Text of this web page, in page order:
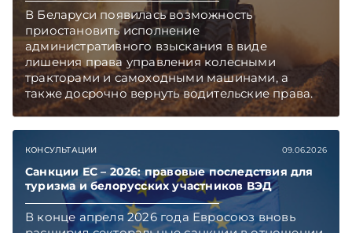
В Беларуси появилась возможность
приостановить исполнение
административного взыскания в виде
лишения права управления колесными
тракторами и самоходными машинами, а
также досрочно вернуть водительские права.
Механизм предусмотрен в обновленном
чтобы не пропускать новые статьи
TelegramViber
КОНСУЛЬТАЦИИ 09.06.2026
Санкции ЕС – 2026: правовые последствия для
туризма и белорусских участников ВЭД
В конце апреля 2026 года Евросоюз вновь